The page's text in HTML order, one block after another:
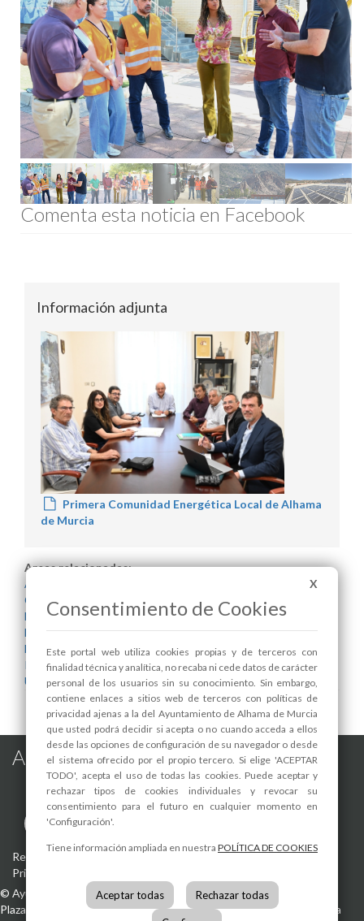
Comenta esta noticia en Facebook
Información adjunta
Primera Comunidad Energética Local de Alhama
de Murcia
Areas relacionadas:
Alcaldía
Consumo
Dependencias
Deportes
Eficiencia Energética
Infraestructuras y Servicios Públicos
Urbanismo
Alhama de Murcia en las Redes
Registro de actividades de tratamiento -Aviso Legal-Política de
Privacidad
© Ayuntamiento de Alhama de Murcia
Plaza de la Constitución, 130840 Alhama de Murcia(Murcia)
España
X
Consentimiento de Cookies
Este portal web utiliza cookies propias y de terceros con
finalidad técnica y analítica, no recaba ni cede datos de carácter
personal de los usuarios sin su conocimiento. Sin embargo,
contiene enlaces a sitios web de terceros con políticas de
privacidad ajenas a la del Ayuntamiento de Alhama de Murcia
que usted podrá decidir si acepta o no cuando acceda a ellos
desde las opciones de configuración de su navegador o desde
el sistema ofrecido por el propio tercero. Si elige 'ACEPTAR
TODO', acepta el uso de todas las cookies. Puede aceptar y
rechazar tipos de cookies individuales y revocar su
consentimiento para el futuro en cualquier momento en
'Configuración'.
Tiene información ampliada en nuestra POLÍTICA DE COOKIES
Aceptar todas Rechazar todas